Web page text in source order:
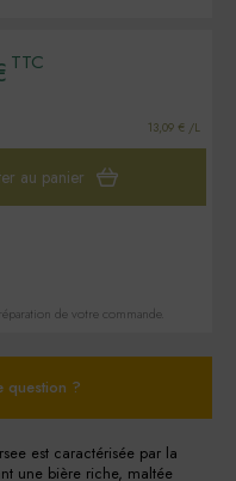
est caractérisée par la
une bière riche, maltée
TTC
13,09 € /L
au panier
de votre commande.
question ?